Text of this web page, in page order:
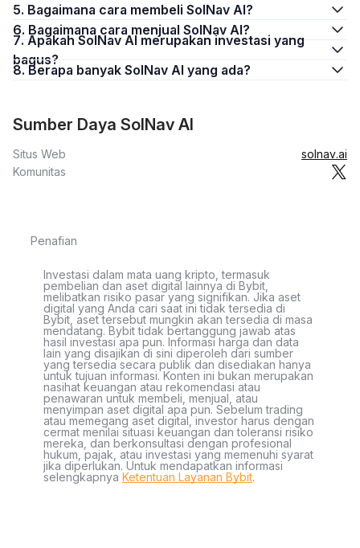
5. Bagaimana cara membeli SolNav AI?
6. Bagaimana cara menjual SolNav AI?
7. Apakah SolNav AI merupakan investasi yang
bagus?
8. Berapa banyak SolNav AI yang ada?
Sumber Daya SolNav AI
Situs Web
solnav.ai
Komunitas
Penafian
Investasi dalam mata uang kripto, termasuk
pembelian dan aset digital lainnya di Bybit,
melibatkan risiko pasar yang signifikan. Jika aset
digital yang Anda cari saat ini tidak tersedia di
Bybit, aset tersebut mungkin akan tersedia di masa
mendatang. Bybit tidak bertanggung jawab atas
hasil investasi apa pun. Informasi harga dan data
lain yang disajikan di sini diperoleh dari sumber
yang tersedia secara publik dan disediakan hanya
untuk tujuan informasi. Konten ini bukan merupakan
nasihat keuangan atau rekomendasi atau
penawaran untuk membeli, menjual, atau
menyimpan aset digital apa pun. Sebelum trading
atau memegang aset digital, investor harus dengan
cermat menilai situasi keuangan dan toleransi risiko
mereka, dan berkonsultasi dengan profesional
hukum, pajak, atau investasi yang memenuhi syarat
jika diperlukan. Untuk mendapatkan informasi
selengkapnya Ketentuan Layanan Bybit.